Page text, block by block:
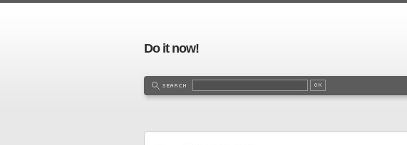
Do it now!